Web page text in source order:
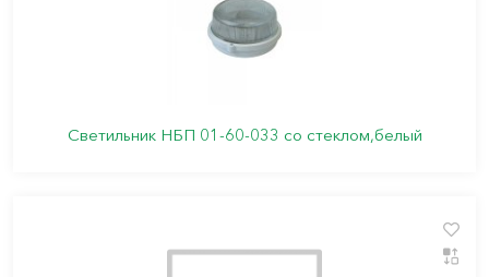
Светильник НБП 01-60-033 со стеклом,белый